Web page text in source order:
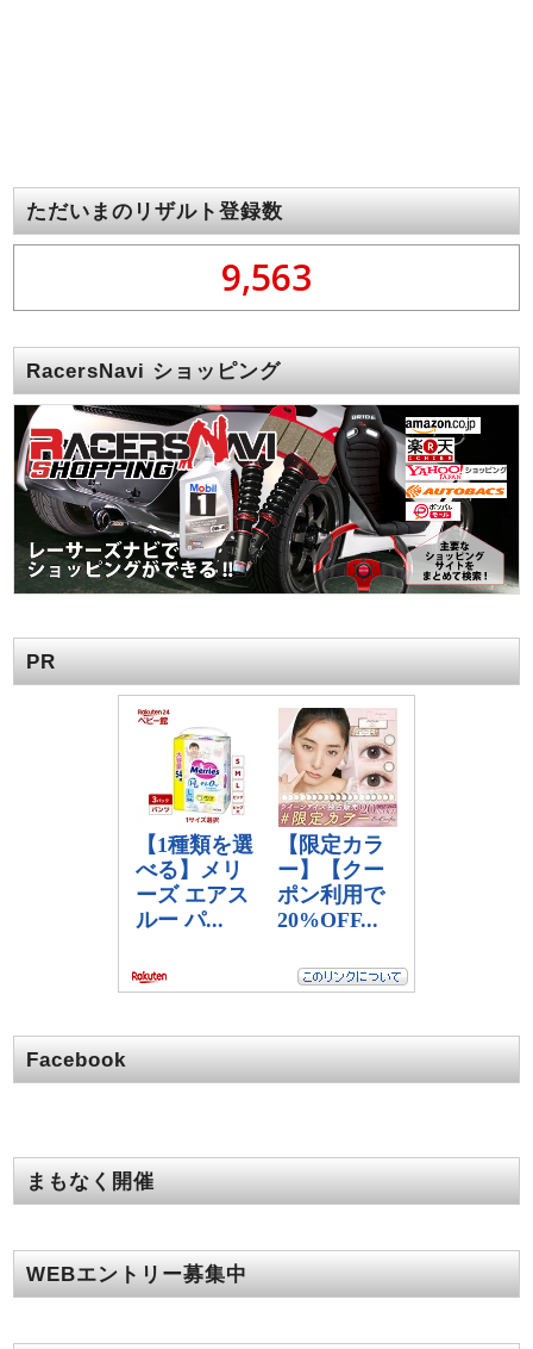
ただいまのリザルト登録数
9,563
RacersNavi ショッピング
PR
Facebook
まもなく開催
WEBエントリー募集中